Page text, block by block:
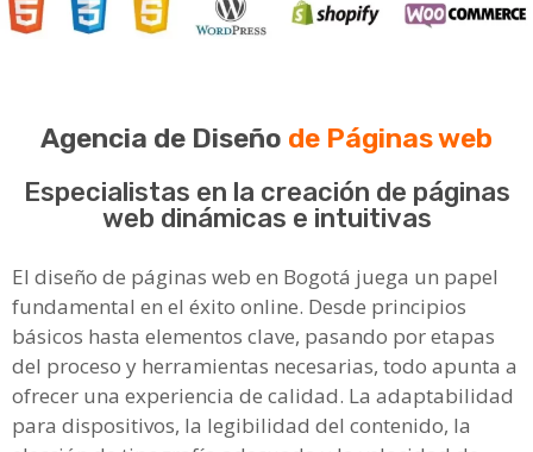
Agencia de Diseño de Páginas web
Especialistas en la creación de páginas
web dinámicas e intuitivas
El diseño de páginas web en Bogotá juega un papel
fundamental en el éxito online. Desde principios
básicos hasta elementos clave, pasando por etapas
del proceso y herramientas necesarias, todo apunta a
ofrecer una experiencia de calidad. La adaptabilidad
para dispositivos, la legibilidad del contenido, la